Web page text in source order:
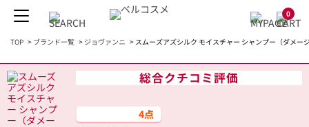
0
TOP > ブランド一覧 > ジョヴァンニ > スムーズアズシルク モイスチャー シャンプー（ダメー
総合クチコミ評価
4点